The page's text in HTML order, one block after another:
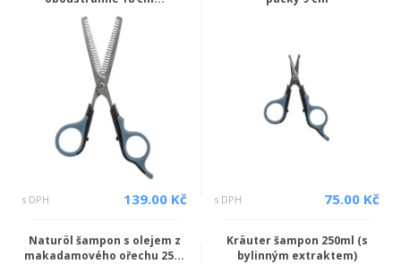
s DPH 139.00 Kč s DPH 75.00 Kč
Naturöl šampon s olejem z
makadamového ořechu 25...
Kräuter šampon 250ml (s
bylinným extraktem)